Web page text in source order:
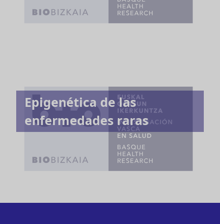
Epigenética de las
enfermedades raras